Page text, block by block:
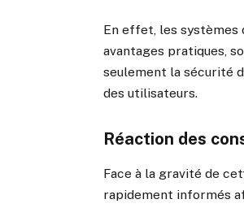
En effet, les systèmes
avantages pratiques,
seulement la sécurité
des utilisateurs.
Réaction des
Face à la gravité de
rapidement informés